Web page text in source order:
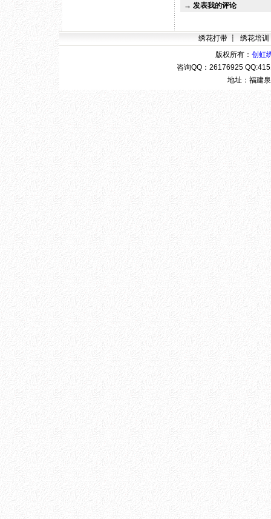
→ 发表我的评论
绣花打带 ┋
绣花培训
版权所有： 创虹
咨询QQ： 26176925
地址：福建